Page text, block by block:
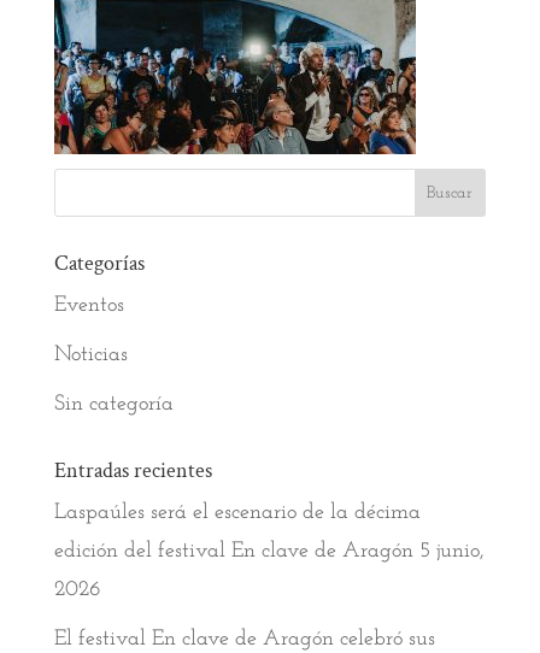
Categorías
Eventos
Noticias
Sin categoría
Entradas recientes
Laspaúles será el escenario de la décima
edición del festival En clave de Aragón 5 junio,
2026
El festival En clave de Aragón celebró sus